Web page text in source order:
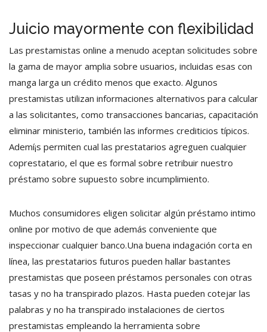
Juicio mayormente con flexibilidad
Las prestamistas online a menudo aceptan solicitudes sobre
la gama de mayor amplia sobre usuarios, incluidas esas con
manga larga un crédito menos que exacto. Algunos
prestamistas utilizan informaciones alternativos para calcular
a las solicitantes, como transacciones bancarias, capacitación
eliminar ministerio, también las informes crediticios tí­picos.
Ademí¡s permiten cual las prestatarios agreguen cualquier
coprestatario, el que es formal sobre retribuir nuestro
préstamo sobre supuesto sobre incumplimiento.
Muchos consumidores eligen solicitar algún préstamo intimo
online por motivo de que además conveniente que
inspeccionar cualquier banco.Una buena indagación corta en
línea, las prestatarios futuros pueden hallar bastantes
prestamistas que poseen préstamos personales con otras
tasas y no ha transpirado plazos. Hasta pueden cotejar las
palabras y no ha transpirado instalaciones de ciertos
prestamistas empleando la herramienta sobre